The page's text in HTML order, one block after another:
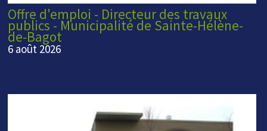
Offre d'emploi - Directeur des travaux
publics - Municipalité de Sainte-Hélène-
de-Bagot
6 août 2026